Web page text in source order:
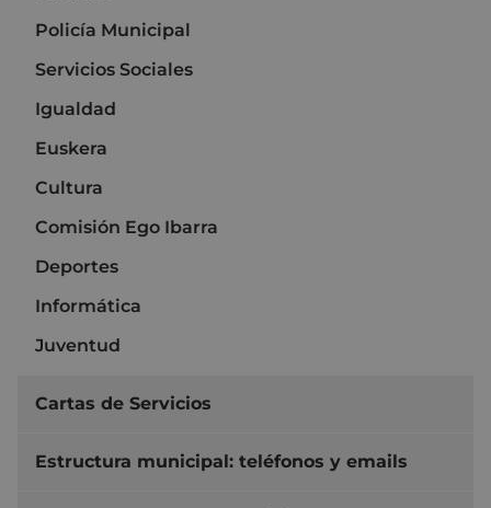
Policía Municipal
Servicios Sociales
Igualdad
Euskera
Cultura
Comisión Ego Ibarra
Deportes
Informática
Juventud
Cartas de Servicios
Estructura municipal: teléfonos y emails